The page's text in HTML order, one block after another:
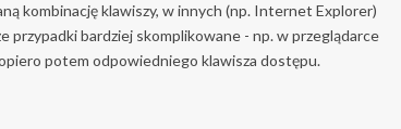
kombinację klawiszy, w innych (np. Internet Explorer)
przypadki bardziej skomplikowane - np. w przeglądarce
potem odpowiedniego klawisza dostępu.